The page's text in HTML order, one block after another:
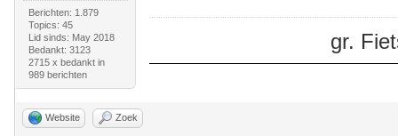
Berichten: 1.879
Topics: 45
Lid sinds: May 2018
Bedankt: 3123
2715 x bedankt in
989 berichten
gr.
Website Zoek